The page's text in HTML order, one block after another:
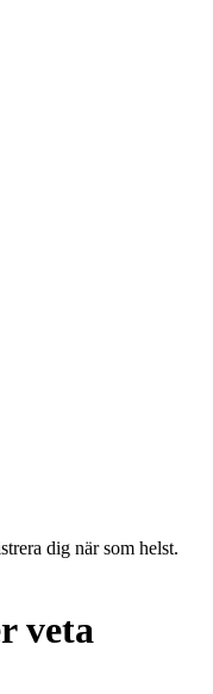
dig när som helst.
veta